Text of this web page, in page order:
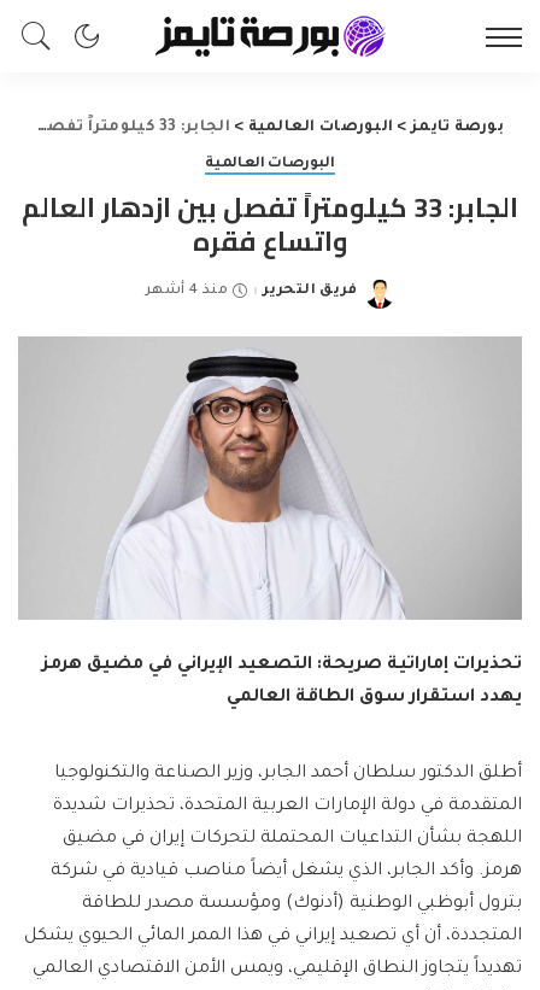
بورصة تايمز> البورصات العالمية > الجابر: 33 كيلومتراً تفصل بين ازدهار العالم واتساع فقره
البورصات العالمية
الجابر: 33 كيلومتراً تفصل بين ازدهار العالم
واتساع فقره
Posted
فريق التحرير منذ 4 أشهر
تحذيرات إماراتية صريحة: التصعيد الإيراني في مضيق هرمز
يهدد استقرار سوق الطاقة العالمي
أطلق الدكتور سلطان أحمد الجابر، وزير الصناعة والتكنولوجيا
المتقدمة في دولة الإمارات العربية المتحدة، تحذيرات شديدة
اللهجة بشأن التداعيات المحتملة لتحركات إيران في مضيق
هرمز. وأكد الجابر، الذي يشغل أيضاً مناصب قيادية في شركة
بترول أبوظبي الوطنية (أدنوك) ومؤسسة مصدر للطاقة
المتجددة، أن أي تصعيد إيراني في هذا الممر المائي الحيوي يشكل
تهديداً يتجاوز النطاق الإقليمي، ويمس الأمن الاقتصادي العالمي